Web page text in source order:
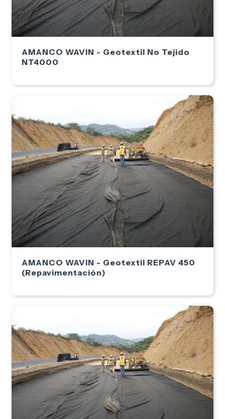
AMANCO WAVIN - Geotextil No Tejido
NT4000
AMANCO WAVIN - Geotextil REPAV 450
(Repavimentación)